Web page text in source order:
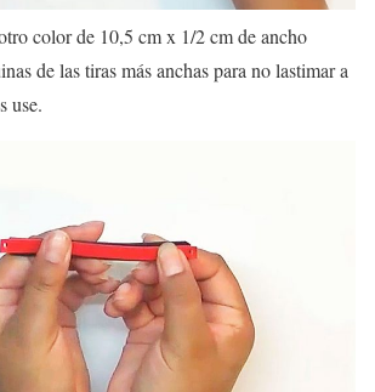
color de 10,5 cm x 1/2 cm de ancho
de las tiras más anchas para no lastimar a
use.